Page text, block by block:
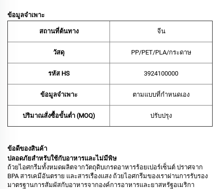
ข้อมูลจำเพาะ
สถานที่ต้นทาง จีน
วัสดุ PP/PET/PLA/กระดาษ
รหัส HS ‌3924100000‌
ข้อมูลจำเพาะ ตามแบบที่กำหนดเอง
ปริมาณสั่งซื้อขั้นต่ำ (MOQ) ปรับปรุง
ข้อดีของสินค้า
ปลอดภัยสำหรับใช้กับอาหารและไม่มีพิษ
ถ้วยไอศกรีมทั้งหมดผลิตจากวัตถุดิบเกรดอาหารร้อยเปอร์เซ็นต์ ปราศจาก
BPA สารเคมีอันตราย และสารเรืองแสง ถ้วยไอศกรีมของเราผ่านการรับรอง
มาตรฐานการสัมผัสกับอาหารจากองค์การอาหารและยาสหรัฐอเมริกา